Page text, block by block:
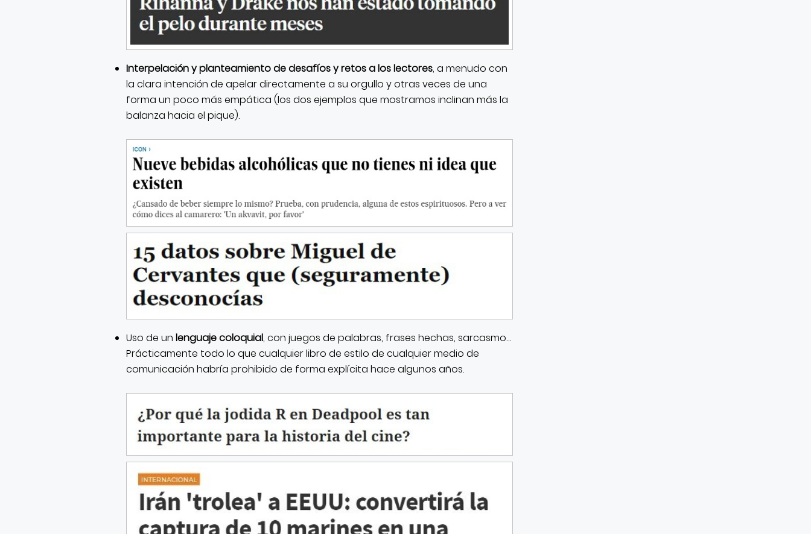
Interpelación y planteamiento de desafíos y retos a los lectores, a menudo con
la clara intención de apelar directamente a su orgullo y otras veces de una
forma un poco más empática (los dos ejemplos que mostramos inclinan más la
balanza hacia el pique).
Uso de un lenguaje coloquial, con juegos de palabras, frases hechas, sarcasmo…
Prácticamente todo lo que cualquier libro de estilo de cualquier medio de
comunicación habría prohibido de forma explícita hace algunos años.